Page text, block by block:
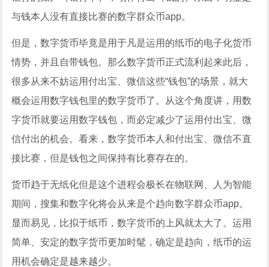
与钱本人没有直接比赛的数字群众币app。
但是，数字货币毕竟是用于凡是运用的纸币的电子化货币
情势，并且自带钱包。那么数字货币正式流利起来此后，
很多从来不妨运用付出宝、微信这些“钱包”的场景，就大
概会运用数字钱包里的数字货币了。从这个角度讲，用数
字货币就要运用数字钱包，而必定减少了运用付出宝、微
信付出的机会。看来，数字货币本人和付出宝、微信不直
接比赛，但是钱包之间保持有比赛存在的。
货币趋于无纸化但是这个进程会极长在物联网、人为智能
期间，搜集和数字化将会从来是个趋向数字群众币app。
显而易见，比拟于纸币，数字货币的上风就太大了。运用
简单、安定的数字货币更加时髦，确定是趋向，纸币的运
用机会确定是越来越少。